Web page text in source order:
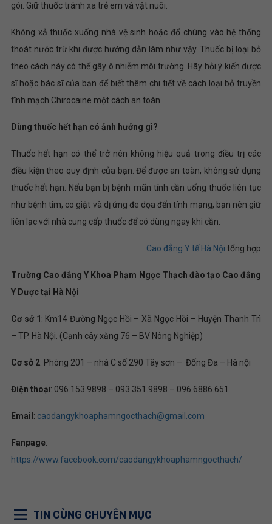
gói. Giữ thuốc tránh xa trẻ em và vật nuôi.
Không xả thuốc xuống nhà vệ sinh hoặc đổ chúng vào hệ thống
thoát nước trừ khi được hướng dẫn làm như vậy. Thuốc bị loại bỏ
theo cách này có thể gây ô nhiễm môi trường. Hãy hỏi ý kiến ​​dược
sĩ hoặc bác sĩ của bạn để biết thêm chi tiết về cách loại bỏ truyền
tĩnh mạch Chirocaine một cách an toàn .
Dùng thuốc hết hạn có ảnh hưởng gì?
Thuốc hết hạn có thể trở nên không hiệu quả trong điều trị các
điều kiện theo quy định của bạn. Để được an toàn, không sử dụng
thuốc hết hạn. Nếu bạn bị bệnh mãn tính cần uống thuốc liên tục
như bệnh tim, co giật và dị ứng đe dọa đến tính mạng, bạn nên giữ
liên lạc với nhà cung cấp thuốc để có dùng ngay khi cần.
Cao đẳng Y tế Hà Nội tổng hợp
Trường Cao đẳng Y Khoa Phạm Ngọc Thạch đào tạo Cao đẳng
Y Dược tại Hà Nội
Cơ sở 1 : Km14 Đường Ngọc Hồi – Xã Ngọc Hồi – Huyện Thanh Trì
– TP. Hà Nội. (Cạnh cây xăng 76 – BV Nông Nghiệp)
Cơ sở 2: Phòng 201 – nhà C số 290 Tây sơn – Đống Đa – Hà nội
Điện thoại: 096.153.9898 – 093.351.9898 – 096.6886.651
Email : caodangykhoaphamngocthach@gmail.com
Fanpage:
https://www.facebook.com/caodangykhoaphamngocthach/
TIN CÙNG CHUYÊN MỤC